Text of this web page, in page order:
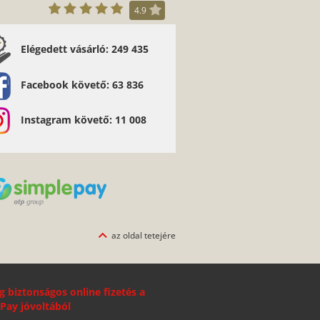
4.9
Elégedett vásárló: 249 435
Facebook követő: 63 836
Instagram követő: 11 008
az oldal tetejére
biztonságos online fizetés a
jóvoltából